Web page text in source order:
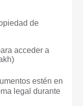
de
acceder a
estén en
legal durante